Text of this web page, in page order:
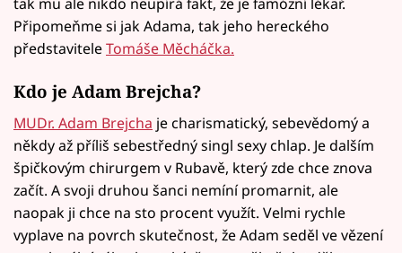
Připomeňme si jak Adama, tak jeho hereckého
představiteleTomáše Měcháčka.
Kdo je Adam Brejcha?
MUDr. Adam Brejcha je charismatický, sebevědomý a
někdy až příliš sebestředný singl sexy chlap. Je dalším
špičkovým chirurgem v Rubavě, který zde chce znova
začít. A svoji druhou šanci nemíní promarnit, ale
naopak ji chce na sto procent využít. Velmi rychle
vyplave na povrch skutečnost, že Adam seděl ve vězení